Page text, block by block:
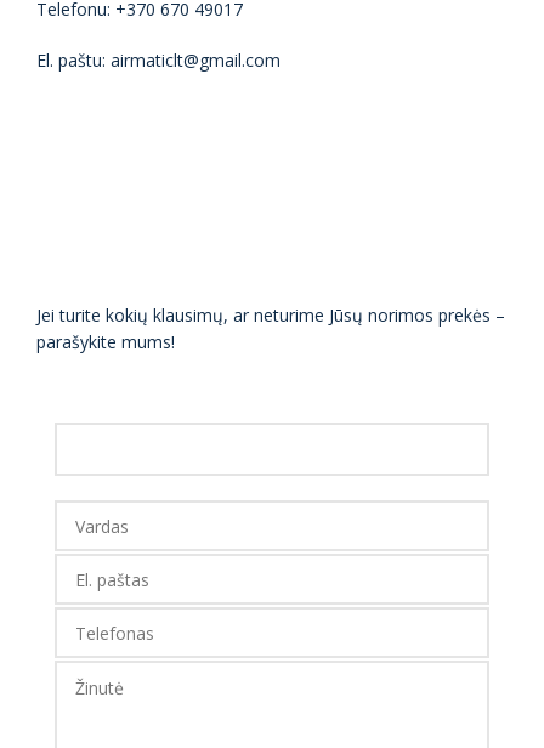
Telefonu: +370 670 49017
El. paštu: airmaticlt@gmail.com
Jei turite kokių klausimų, ar neturime Jūsų norimos prekės –
parašykite mums!